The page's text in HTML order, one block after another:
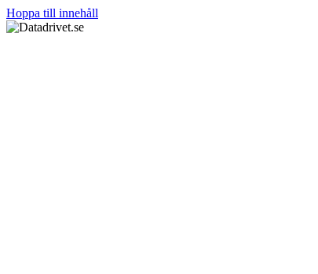
Hoppa till innehåll